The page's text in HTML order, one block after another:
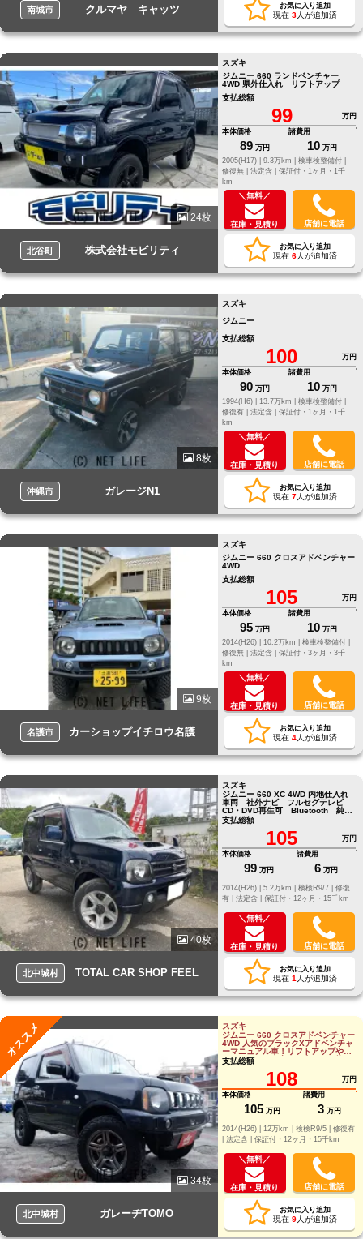
南城市 クルマヤ キャッツ お気に入り追加
現在 3人が追加済
24枚
北谷町 株式会社モビリティ
スズキ
ジムニー 660 ランドベンチャー
4WD 県外仕入れ リフトアップ
支払総額
99
万円
本体価格
89 万円
諸費用
10 万円
2005(H17) |
9.3万km |
検車検整備付 |
修復無 | 法定含 | 保証付・1ヶ月・1千
km
＼無料／
在庫・見積り 店舗に電話
お気に入り追加
現在 6人が追加済
8枚
沖縄市 ガレージN1
スズキ
ジムニー
支払総額
100
万円
本体価格
90 万円
諸費用
10 万円
1994(H6) |
13.7万km |
検車検整備付 |
修復有 | 法定含 | 保証付・1ヶ月・1千
km
＼無料／
在庫・見積り 店舗に電話
お気に入り追加
現在 7人が追加済
9枚
名護市 カーショップイチロウ名護
スズキ
ジムニー 660 クロスアドベンチャー
4WD
支払総額
105
万円
本体価格
95 万円
諸費用
10 万円
2014(H26) |
10.2万km |
検車検整備付 |
修復無 | 法定含 | 保証付・3ヶ月・3千
km
＼無料／
在庫・見積り 店舗に電話
お気に入り追加
現在 4人が追加済
40枚
北中城村 TOTAL CAR SHOP FEEL
スズキ
ジムニー 660 XC 4WD 内地仕入れ
車両 社外ナビ フルセグテレビ
CD・DVD再生可 Bluetooth 純正
16インチ
支払総額
105
万円
本体価格
99 万円
諸費用
6 万円
修復
有 | 法定含 | 保証付・12ヶ月・15千km
＼無料／
在庫・見積り 店舗に電話
お気に入り追加
現在 1 人が追加済
オススメ
34枚
北中城村 ガレーヂTOMO
スズキ
ジムニー 660 クロスアドベンチャー
4WD 人気のブラックXアドベンチャ
ーマニュアル車！リフトアップやツ
イーターなど、音にも走りにも拘っ
たジムニ
支払総額
108
万円
本体価格
105 万円
諸費用
3 万円
修復有
法定含 | 保証付・12ヶ月・15千km
＼無料／
在庫・見積り 店舗に電話
お気に入り追加
現在 9人が追加済